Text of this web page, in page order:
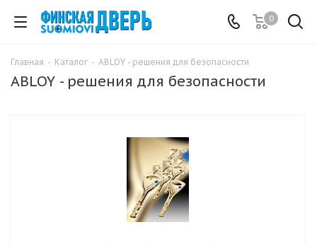
0
Главная - Каталог - ABLOY - решения для безопасности
ABLOY - решения для безопасности